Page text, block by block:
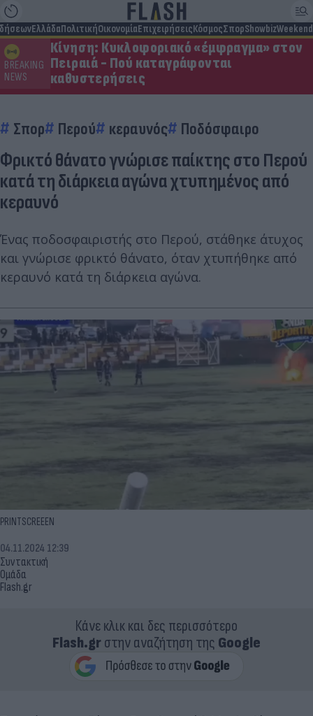
ΕλλάδαΠολιτικήΟικονομίαΕπιχειρήσειςΚόσμοςΣπορShowbizWeekend
BREAKING
NEWS
Κίνηση: Κυκλοφοριακό «έμφραγμα» στον
Πειραιά - Πού καταγράφονται
καθυστερήσεις
Σπορ Περού κεραυνός Ποδόσφαιρο
Φρικτό θάνατο γνώρισε παίκτης στο Περού
κατά τη διάρκεια αγώνα χτυπημένος από
κεραυνό
Ένας ποδοσφαιριστής στο Περού, στάθηκε άτυχος
και γνώρισε φρικτό θάνατο, όταν χτυπήθηκε από
κεραυνό κατά τη διάρκεια αγώνα.
PRINTSCREEEN
Συντακτική
Ομάδα
Flash.gr
04.11.2024 12:39
Κάνε κλικ και δες περισσότερο
Flash.grστην αναζήτηση της Google